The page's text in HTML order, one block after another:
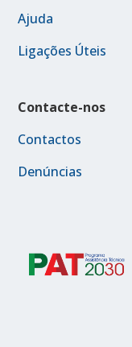
Ajuda
Ligações Úteis
Contacte-nos
Contactos
Denúncias